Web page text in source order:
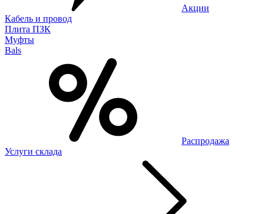
Акции
Кабель и провод
Плита ПЗК
Муфты
Bals
Распродажа
Услуги склада